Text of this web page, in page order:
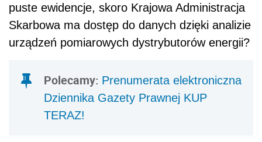
puste ewidencje, skoro Krajowa Administracja
Skarbowa ma dostęp do danych dzięki analizie
urządzeń pomiarowych dystrybutorów energii?
Polecamy: Prenumerata elektroniczna
Dziennika Gazety Prawnej KUP
TERAZ!